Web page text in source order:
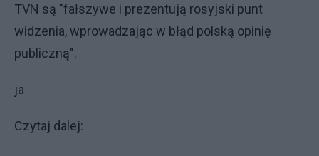
TVN są "fałszywe i prezentują rosyjski punt
widzenia, wprowadzając w błąd polską opinię
publiczną".
ja
Czytaj dalej: